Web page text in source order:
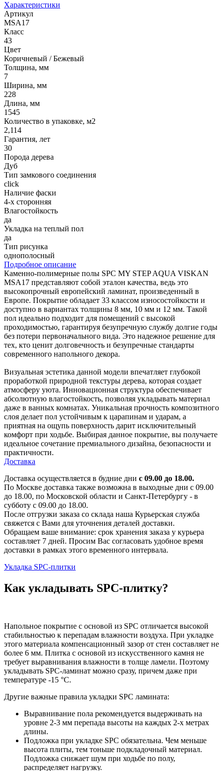
Характеристики
Артикул
MSA17
Класс
43
Цвет
Коричневый / Бежевый
Толщина, мм
7
Ширина, мм
228
Длина, мм
1545
Количество в упаковке, м2
2,114
Гарантия, лет
30
Порода дерева
Дуб
Тип замкового соединения
click
Наличие фаски
4-х сторонняя
Влагостойкость
да
Укладка на теплый пол
да
Тип рисунка
однополосный
Подробное описание
Каменно-полимерные полы SPC MY STEP AQUA VISKAN
MSA17 представляют собой эталон качества, ведь это
высокопрочный европейский ламинат, произведенный в
Европе. Покрытие обладает 33 классом износостойкости и
доступно в вариантах толщины 8 мм, 10 мм и 12 мм. Такой
пол идеально подходит для помещений с высокой
проходимостью, гарантируя безупречную службу долгие годы
без потери первоначального вида. Это надежное решение для
тех, кто ценит долговечность и безупречные стандарты
современного напольного декора.
Визуальная эстетика данной модели впечатляет глубокой
проработкой природной текстуры дерева, которая создает
атмосферу уюта. Инновационная структура обеспечивает
абсолютную влагостойкость, позволяя укладывать материал
даже в ванных комнатах. Уникальная прочность композитного
слоя делает пол устойчивым к царапинам и ударам, а
приятная на ощупь поверхность дарит исключительный
комфорт при ходьбе. Выбирая данное покрытие, вы получаете
идеальное сочетание премиального дизайна, безопасности и
практичности.
Доставка
Доставка осуществляется в будние дни с 09.00 до 18.00.
По Москве доставка также возможна в выходные дни с 09.00
до 18.00, по Московской области и Санкт-Петербургу - в
субботу с 09.00 до 18.00.
После отгрузки заказа со склада наша Курьерская служба
свяжется с Вами для уточнения деталей доставки.
Обращаем ваше внимание: срок хранения заказа у курьера
составляет 7 дней. Просим Вас согласовать удобное время
доставки в рамках этого временного интервала.
Укладка SPC-плитки
Как укладывать SPC-плитку?
Напольное покрытие с основой из SPC отличается высокой
стабильностью к перепадам влажности воздуха. При укладке
этого материала компенсационный зазор от стен составляет не
более 6 мм. Плитка с основой из искусственного камня не
требует выравнивания влажности в толще ламели. Поэтому
укладывать SPC-ламинат можно сразу, причем даже при
температуре -15 °C.
Другие важные правила укладки SPC ламината:
Выравнивание пола рекомендуется выдерживать на
уровне 2-3 мм перепада высоты на каждых 2-х метрах
длины.
Подложка при укладке SPC обязательна. Чем меньше
высота плиты, тем тоньше подкладочный материал.
Подложка снижает шум при ходьбе по полу,
распределяет нагрузку.